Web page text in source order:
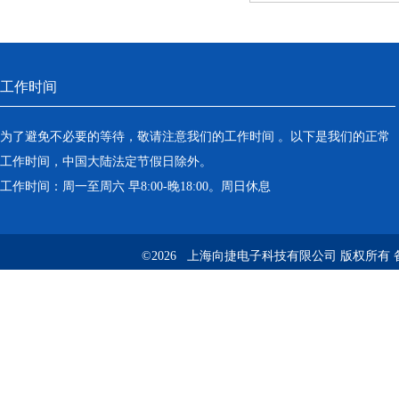
工作时间
为了避免不必要的等待，敬请注意我们的工作时间 。以下是我们的正常
工作时间，中国大陆法定节假日除外。
工作时间：周一至周六 早8:00-晚18:00。周日休息
©2026 上海向捷电子科技有限公司 版权所有